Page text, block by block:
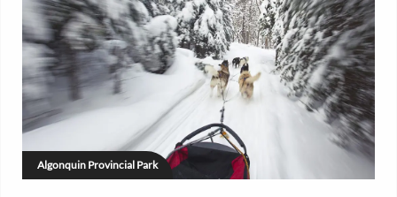
Algonquin Provincial Park